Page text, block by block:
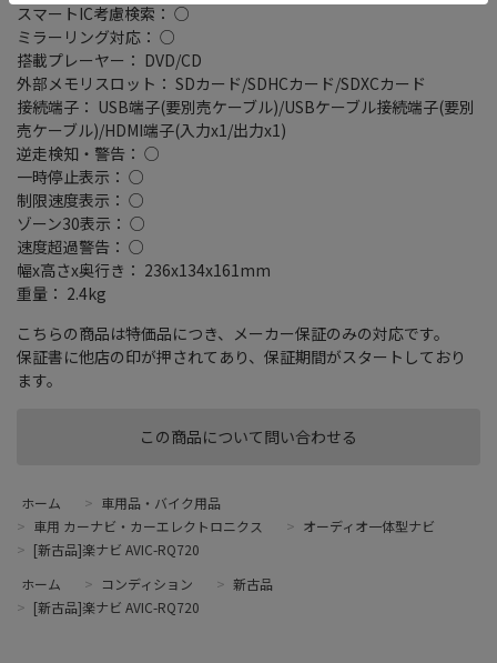
この商品について問い合わせる
スマートIC考慮検索： ○
ミラーリング対応： ○
搭載プレーヤー： DVD/CD
外部メモリスロット： SDカード/SDHCカード/SDXCカード
接続端子： USB端子(要別売ケーブル)/USBケーブル接続端子(要別
売ケーブル)/HDMI端子(入力x1/出力x1)
逆走検知・警告： ○
一時停止表示： ○
制限速度表示： ○
ゾーン30表示： ○
速度超過警告： ○
幅x高さx奥行き： 236x134x161mm
重量： 2.4kg
こちらの商品は特価品につき、メーカー保証のみの対応です。
保証書に他店の印が押されてあり、保証期間がスタートしており
ます。
ホーム > 車用品・バイク用品
> 車用 カーナビ・カーエレクトロニクス > オーディオ一体型ナビ
> [新古品]楽ナビ AVIC-RQ720
ホーム
> コンディション > 新古品
> [新古品]楽ナビ AVIC-RQ720